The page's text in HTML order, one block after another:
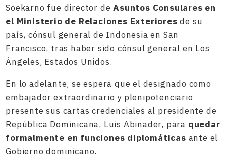
Soekarno fue director de Asuntos Consulares en
el Ministerio de Relaciones Exteriores de su
país, cónsul general de Indonesia en San
Francisco, tras haber sido cónsul general en Los
Ángeles, Estados Unidos.
En lo adelante, se espera que el designado como
embajador extraordinario y plenipotenciario
presente sus cartas credenciales al presidente de
República Dominicana, Luis Abinader, para quedar
formalmente en funciones diplomáticas ante el
Gobierno dominicano.